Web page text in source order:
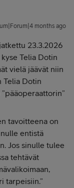
months ago
23.3.2026
Telia Dotin
vielä jäävät niin
Telia Dotin
tavoitteena on
entistä
Jos sinulle tulee
tehtävät
tarpeisiin.”